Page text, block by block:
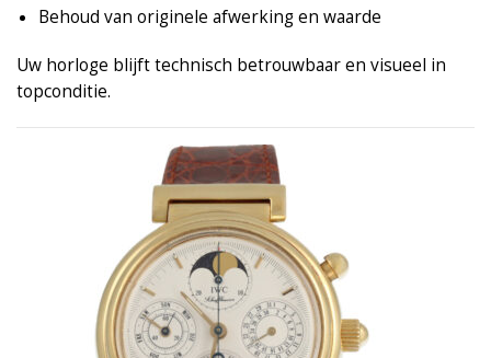
Behoud van originele afwerking en waarde
Uw horloge blijft technisch betrouwbaar en visueel in
topconditie.